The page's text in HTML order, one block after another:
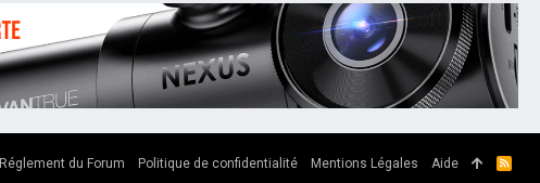
Réglement du Forum Politique de confidentialité Mentions Légales Aide
R